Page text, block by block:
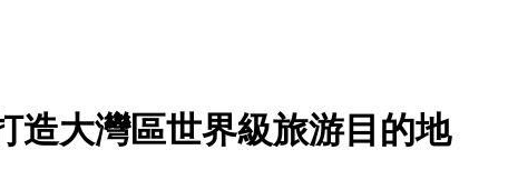
造大灣區世界級旅游目的地